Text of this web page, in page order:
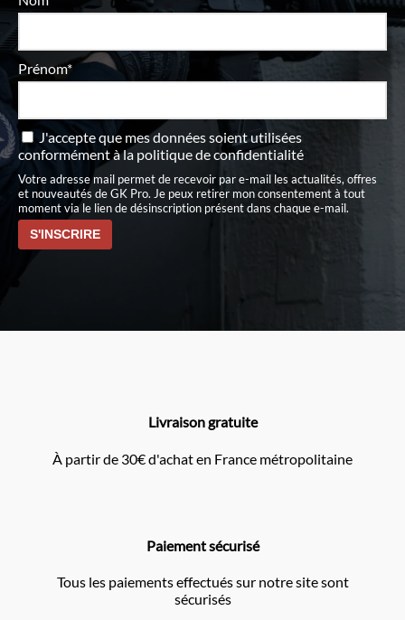
Prénom*
J'accepte que mes données soient utilisées
conformément àla politique de confidentialité
Votre adresse mail permet de recevoir par e-mail les actualités, offres
et nouveautés de GK Pro. Je peux retirer mon consentement à tout
moment via le lien de désinscription présent dans chaque e-mail.
Livraison gratuite
À partir de 30€ d'achat en France métropolitaine
Paiement sécurisé
Tous les paiements effectués sur notre site sont
sécurisés